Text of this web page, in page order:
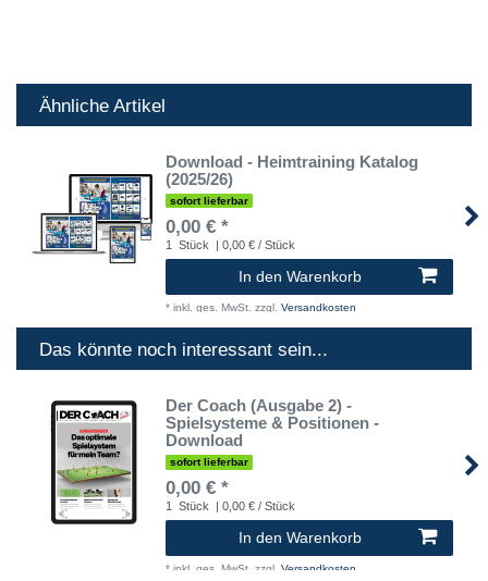
Ähnliche Artikel
Download - Heimtraining Katalog
(2025/26)
sofort lieferbar
0,00 € *
1 Stück | 0,00 € / Stück
In den Warenkorb
* inkl. ges. MwSt. zzgl. Versandkosten
Das könnte noch interessant sein...
Der Coach (Ausgabe 2) -
Spielsysteme & Positionen -
Download
sofort lieferbar
0,00 € *
1 Stück | 0,00 € / Stück
In den Warenkorb
* inkl. ges. MwSt. zzgl. Versandkosten